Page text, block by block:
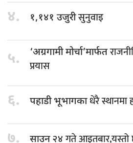
४. १,१४१ उजुरीसुनुवाइ
५. ‘अग्रगामी मोर्चा’मार्फत
प्रयास
६. पहाडी भूभागकाधेरै स्थानमा
७. साउन २४गते